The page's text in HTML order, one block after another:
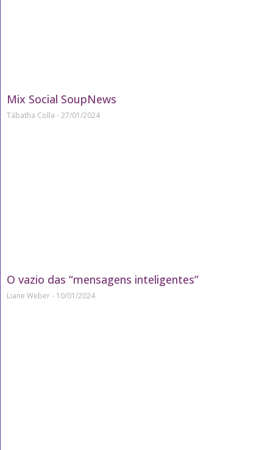
Mix Social SoupNews
Tábatha Colla 27/01/2024
O vazio das “mensagens inteligentes”
Liane Weber 10/01/2024